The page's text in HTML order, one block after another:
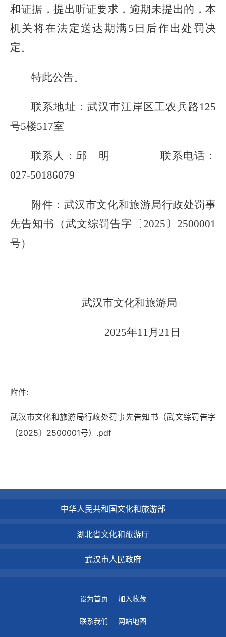
和证据，提出听证要求，逾期未提出的，本
机关将在法定送达期满 5 日后作出处罚决
定。
特此公告。
联系地址： 武汉市江岸区工农兵路125
号5楼517室
联系人： 邱 明
联系电话：
027-50186079
附件：武汉市文化和旅游局行政处罚事
先告知书（武文综罚告字〔 2025 〕 2500001
号）
武汉市文化和旅游局
2025年11月 21 日
附件:
武汉市文化和旅游局行政处罚事先告知书（武文综罚告字
〔2025〕2500001号）.pdf
中华人民共和国文化和旅游部
湖北省文化和旅游厅
武汉市人民政府
设为首页 加入收藏
联系我们 网站地图